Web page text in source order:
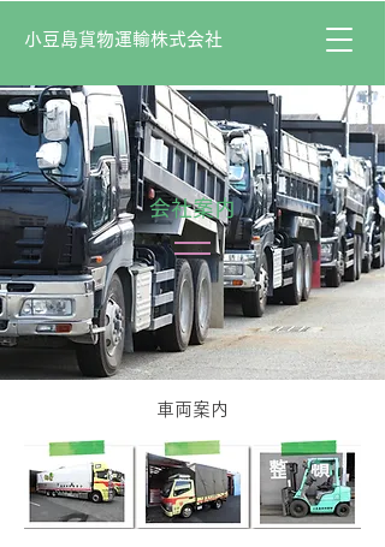
小豆島貨物運輸株式会社
​会社案内
車両案内